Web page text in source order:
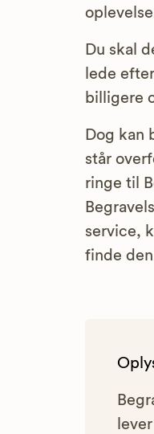
Du skal
lede
billigere
Dog kan
står
ringe til
service,
finde